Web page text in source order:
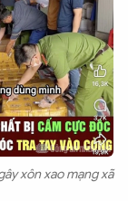
xôn xao mạng xã